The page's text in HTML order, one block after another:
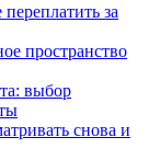
за
пространство
выбор
снова и